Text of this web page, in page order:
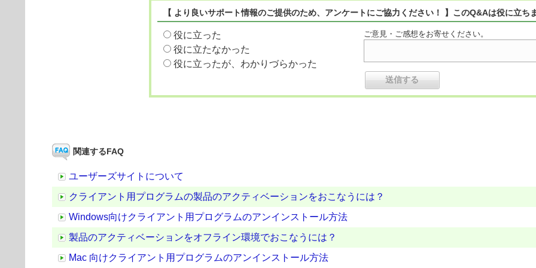
【 より良いサポート情報のご提供のため、アンケートにご協力ください！ 】このQ&Aは役に立ち
役に立った
役に立たなかった
役に立ったが、わかりづらかった
ご意見・ご感想をお寄せください。
関連するFAQ
ユーザーズサイトについて
クライアント用プログラムの製品のアクティベーションをおこなうには？
Windows向けクライアント用プログラムのアンインストール方法
製品のアクティベーションをオフライン環境でおこなうには？
Mac 向けクライアント用プログラムのアンインストール方法